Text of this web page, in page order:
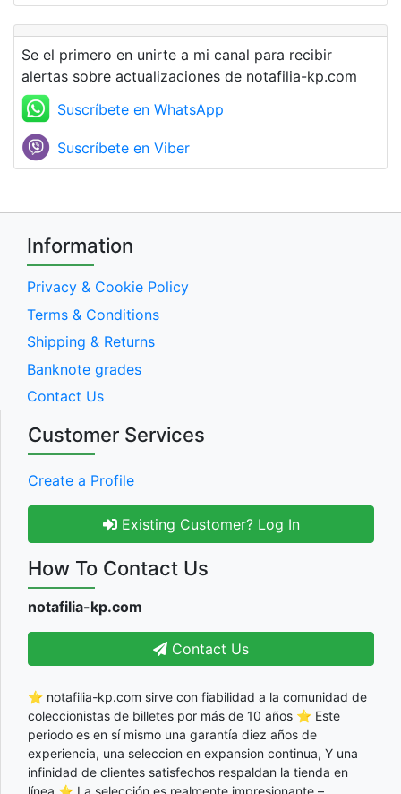
Se el primero en unirte a mi canal para recibir
alertas sobre actualizaciones de notafilia-kp.com
Suscríbete en WhatsApp
Suscríbete en Viber
Information
Privacy & Cookie Policy
Terms & Conditions
Shipping & Returns
Banknote grades
Contact Us
Customer Services
Create a Profile
Existing Customer? Log In
How To Contact Us
notafilia-kp.com
Contact Us
⭐ notafilia-kp.com sirve con fiabilidad a la comunidad de
coleccionistas de billetes por más de 10 años ⭐ Este
periodo es en sí mismo una garantía diez años de
experiencia, una seleccion en expansion continua, Y una
infinidad de clientes satisfechos respaldan la tienda en